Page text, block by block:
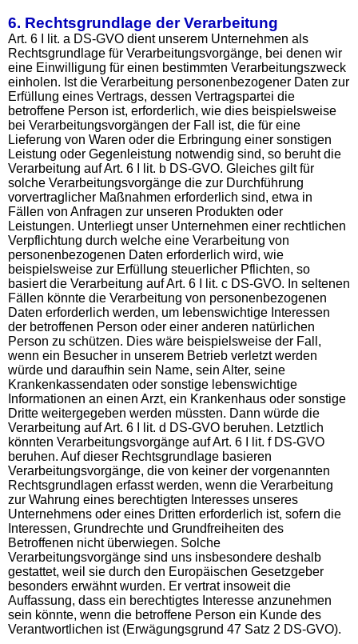
6. Rechtsgrundlage der Verarbeitung
Art. 6 I lit. a DS-GVO dient unserem Unternehmen als
Rechtsgrundlage für Verarbeitungsvorgänge, bei denen wir
eine Einwilligung für einen bestimmten Verarbeitungszweck
einholen. Ist die Verarbeitung personenbezogener Daten zur
Erfüllung eines Vertrags, dessen Vertragspartei die
betroffene Person ist, erforderlich, wie dies beispielsweise
bei Verarbeitungsvorgängen der Fall ist, die für eine
Lieferung von Waren oder die Erbringung einer sonstigen
Leistung oder Gegenleistung notwendig sind, so beruht die
Verarbeitung auf Art. 6 I lit. b DS-GVO. Gleiches gilt für
solche Verarbeitungsvorgänge die zur Durchführung
vorvertraglicher Maßnahmen erforderlich sind, etwa in
Fällen von Anfragen zur unseren Produkten oder
Leistungen. Unterliegt unser Unternehmen einer rechtlichen
Verpflichtung durch welche eine Verarbeitung von
personenbezogenen Daten erforderlich wird, wie
beispielsweise zur Erfüllung steuerlicher Pflichten, so
basiert die Verarbeitung auf Art. 6 I lit. c DS-GVO. In seltenen
Fällen könnte die Verarbeitung von personenbezogenen
Daten erforderlich werden, um lebenswichtige Interessen
der betroffenen Person oder einer anderen natürlichen
Person zu schützen. Dies wäre beispielsweise der Fall,
wenn ein Besucher in unserem Betrieb verletzt werden
würde und daraufhin sein Name, sein Alter, seine
Krankenkassendaten oder sonstige lebenswichtige
Informationen an einen Arzt, ein Krankenhaus oder sonstige
Dritte weitergegeben werden müssten. Dann würde die
Verarbeitung auf Art. 6 I lit. d DS-GVO beruhen. Letztlich
könnten Verarbeitungsvorgänge auf Art. 6 I lit. f DS-GVO
beruhen. Auf dieser Rechtsgrundlage basieren
Verarbeitungsvorgänge, die von keiner der vorgenannten
Rechtsgrundlagen erfasst werden, wenn die Verarbeitung
zur Wahrung eines berechtigten Interesses unseres
Unternehmens oder eines Dritten erforderlich ist, sofern die
Interessen, Grundrechte und Grundfreiheiten des
Betroffenen nicht überwiegen. Solche
Verarbeitungsvorgänge sind uns insbesondere deshalb
gestattet, weil sie durch den Europäischen Gesetzgeber
besonders erwähnt wurden. Er vertrat insoweit die
Auffassung, dass ein berechtigtes Interesse anzunehmen
sein könnte, wenn die betroffene Person ein Kunde des
Verantwortlichen ist (Erwägungsgrund 47 Satz 2 DS-GVO).